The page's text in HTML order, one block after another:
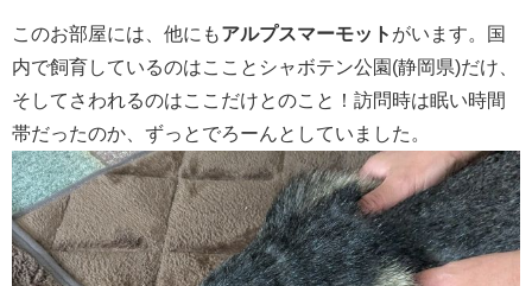
このお部屋には、他にもアルプスマーモット がいます。国
内で飼育しているのはこことシャボテン公園(静岡県)だけ、
そしてさわれるのはここだけとのこと！訪問時は眠い時間
帯だったのか、ずっとでろーんとしていました。